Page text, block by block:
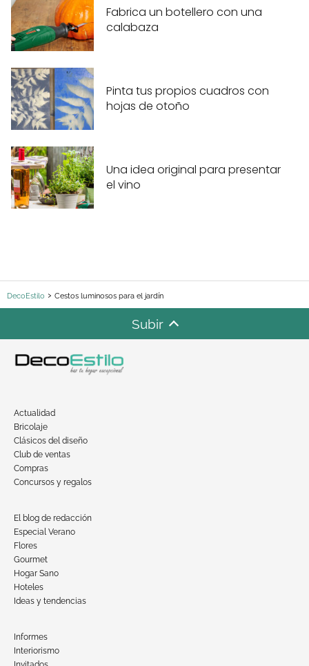
Fabrica un botellero con una
calabaza
Pinta tus propios cuadros con
hojas de otoño
Una idea original para presentar
el vino
DecoEstilo Cestos luminosos para el jardín
Subir
Actualidad
Bricolaje
Clásicos del diseño
Club de ventas
Compras
Concursos y regalos
El blog de redacción
Especial Verano
Flores
Gourmet
Hogar Sano
Hoteles
Ideas y tendencias
Informes
Interiorismo